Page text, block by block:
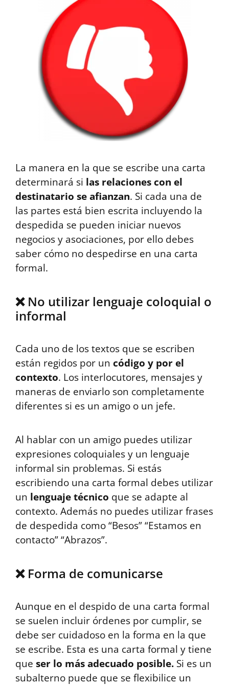
La manera en la que se escribe una carta
determinará si las relaciones con el
destinatario se afianzan. Si cada una de
las partes está bien escrita incluyendo la
despedida se pueden iniciar nuevos
negocios y asociaciones, por ello debes
saber cómo no despedirse en una carta
formal.
❌ No utilizar lenguaje coloquial o
informal
Cada uno de los textos que se escriben
están regidos por un código y por el
contexto. Los interlocutores, mensajes y
maneras de enviarlo son completamente
diferentes si es un amigo o un jefe.
Al hablar con un amigo puedes utilizar
expresiones coloquiales y un lenguaje
informal sin problemas. Si estás
escribiendo una carta formal debes utilizar
un lenguaje técnico que se adapte al
contexto. Además no puedes utilizar frases
de despedida como “Besos” “Estamos en
contacto” “Abrazos”.
❌ Forma de comunicarse
Aunque en el despido de una carta formal
se suelen incluir órdenes por cumplir, se
debe ser cuidadoso en la forma en la que
se escribe. Esta es una carta formal y tiene
que ser lo más adecuado posible. Si es un
subalterno puede que se flexibilice un